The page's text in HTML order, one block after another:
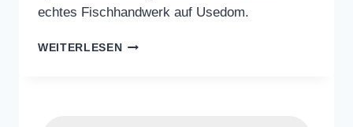
echtes Fischhandwerk auf Usedom.
WEITERLESENBESUCH